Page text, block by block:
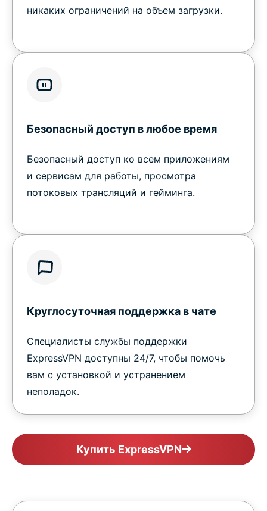
никаких ограничений на объем загрузки.
Безопасный доступ в любое время
Безопасный доступ ко всем приложениям
и сервисам для работы, просмотра
потоковых трансляций и гейминга.
Круглосуточная поддержка в чате
Специалисты службы поддержки
ExpressVPN доступны 24/7, чтобы помочь
вам с установкой и устранением
неполадок.
Купить ExpressVPN